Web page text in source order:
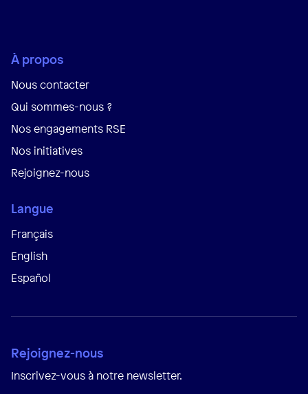
À propos
Nous contacter
Qui sommes-nous ?
Nos engagements RSE
Nos initiatives
Rejoignez-nous
Langue
Français
English
Español
Rejoignez-nous
Inscrivez-vous à notre newsletter.